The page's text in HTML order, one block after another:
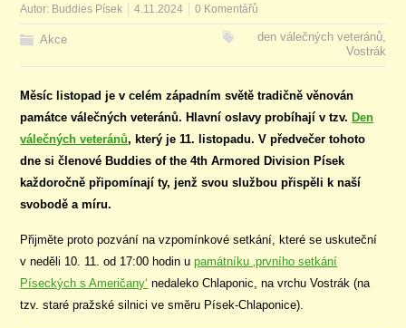
Autor: Buddies Písek 4.11.2024 0 Komentářů
Akce den válečných veteránů,
Vostrák
Měsíc listopad je v celém západním světě tradičně věnován
památce válečných veteránů. Hlavní oslavy probíhají v tzv. Den
válečných veteránů, který je 11. listopadu. V předvečer tohoto
dne si členové Buddies of the 4th Armored Division Písek
každoročně připomínají ty, jenž svou službou přispěli k naší
svobodě a míru.
Přijměte proto pozvání na vzpomínkové setkání, které se uskuteční
v neděli 10. 11. od 17:00 hodin upamátníku ‚prvního setkání
Píseckých s Američany‘ nedaleko Chlaponic, na vrchu Vostrák (na
tzv. staré pražské silnici ve směru Písek-Chlaponice).